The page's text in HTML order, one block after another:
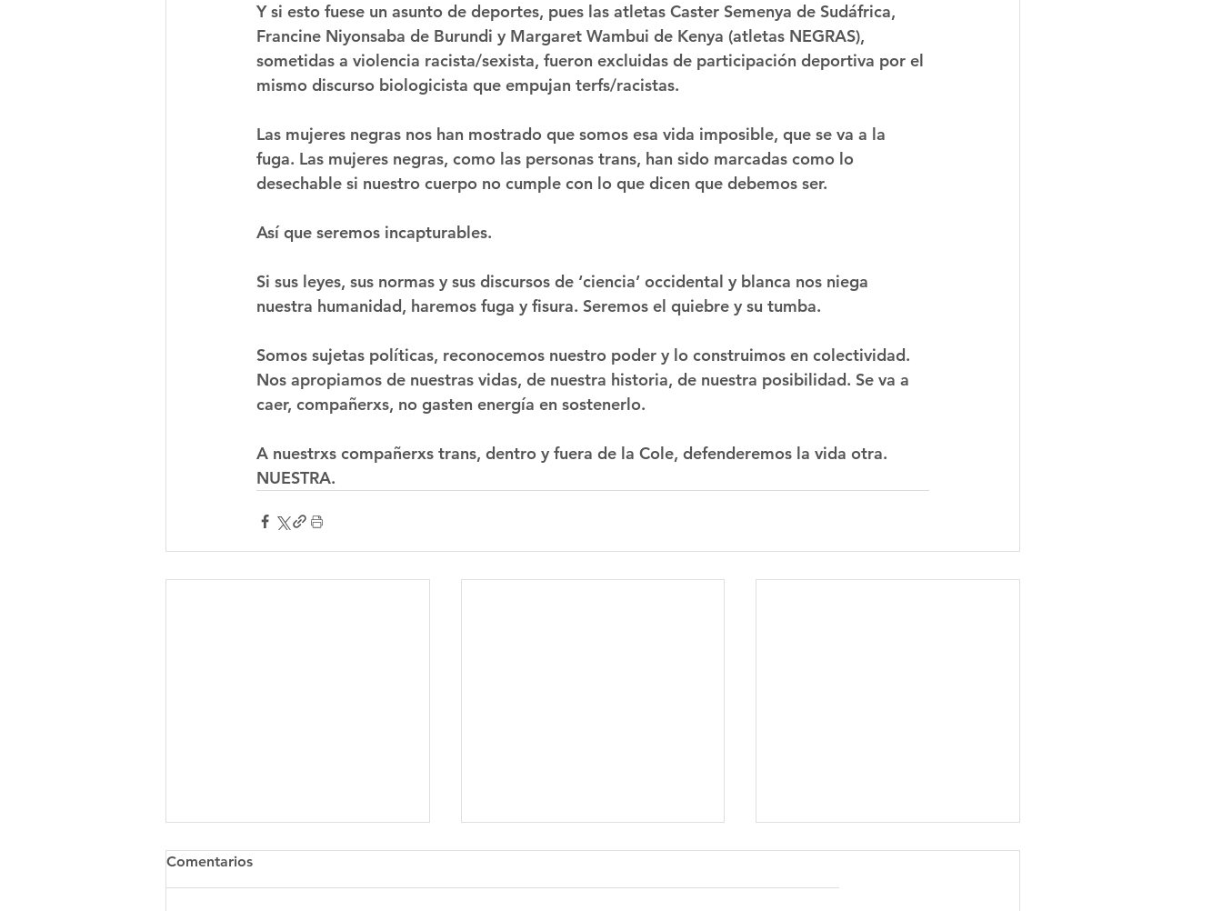
Y si esto fuese un asunto de deportes, pues las atletas Caster Semenya de Sudáfrica,
Francine Niyonsaba de Burundi y Margaret Wambui de Kenya (atletas NEGRAS),
sometidas a violencia racista/sexista, fueron excluidas de participación deportiva por el
mismo discurso biologicista que empujan terfs/racistas.
Las mujeres negras nos han mostrado que somos esa vida imposible, que se va a la
fuga. Las mujeres negras, como las personas trans, han sido marcadas como lo
desechable si nuestro cuerpo no cumple con lo que dicen que debemos ser.
Así que seremos incapturables.
Si sus leyes, sus normas y sus discursos de ‘ciencia’ occidental y blanca nos niega
nuestra humanidad, haremos fuga y fisura. Seremos el quiebre y su tumba.
Somos sujetas políticas, reconocemos nuestro poder y lo construimos en colectividad.
Nos apropiamos de nuestras vidas, de nuestra historia, de nuestra posibilidad. Se va a
caer, compañerxs, no gasten energía en sostenerlo.
A nuestrxs compañerxs trans, dentro y fuera de la Cole, defenderemos la vida otra.
NUESTRA.
Comentarios